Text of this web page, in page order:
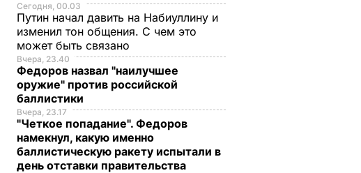
Сегодня, 00.03
Путин начал давить на Набиуллину и
изменил тон общения. С чем это
может быть связано
Вчера, 23.40
Федоров назвал "наилучшее
оружие" против российской
баллистики
Вчера, 23.17
"Четкое попадание". Федоров
намекнул, какую именно
баллистическую ракету испытали в
день отставки правительства